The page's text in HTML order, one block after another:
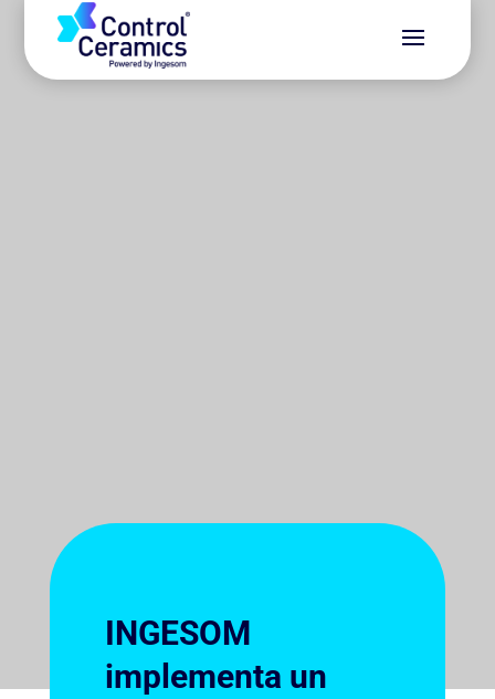
INGESOM
implementa un